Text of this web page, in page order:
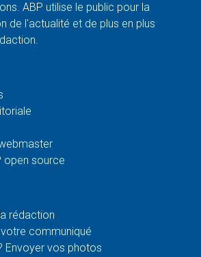
ABP utilise le public pour la
de l'actualité et de plus en plus
open source
rédaction
communiqué
Envoyer vos photos